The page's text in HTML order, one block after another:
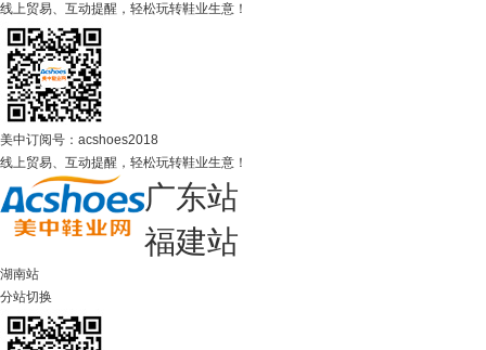
线上贸易、互动提醒，轻松玩转鞋业生意！
美中订阅号：acshoes2018
线上贸易、互动提醒，轻松玩转鞋业生意！
广东站
福建站
湖南站
分站切换